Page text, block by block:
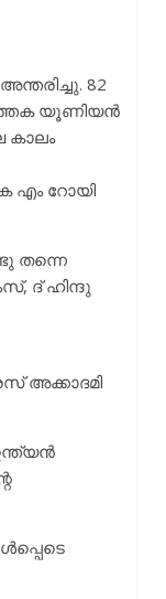
82
യൂണിയൻ
കാലം
എം റോയി
തന്നെ
ദ് ഹിന്ദു
അക്കാദമി